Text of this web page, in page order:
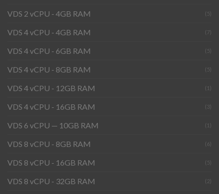
VDS 2 vCPU - 4GB RAM (5)
VDS 4 vCPU - 4GB RAM (7)
VDS 4 vCPU - 6GB RAM (5)
VDS 4 vCPU - 8GB RAM (5)
VDS 4 vCPU - 12GB RAM (1)
VDS 4 vCPU - 16GB RAM (3)
VDS 6 vCPU — 10GB RAM (1)
VDS 8 vCPU - 8GB RAM (6)
VDS 8 vCPU - 16GB RAM (5)
VDS 8 vCPU - 32GB RAM (2)